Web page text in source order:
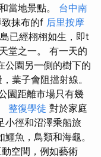
當地景點。 台中南
抹布的f 后里按摩
已經栩栩如生，即t
堂之一。 有一天的
公園另一側的樹下的
葉子會阻擋射線。
園距離市場只有幾
整復學徒 對於家庭
小徑和沼澤乘船旅
魚，鳥類和海龜。
空間，例如藝術